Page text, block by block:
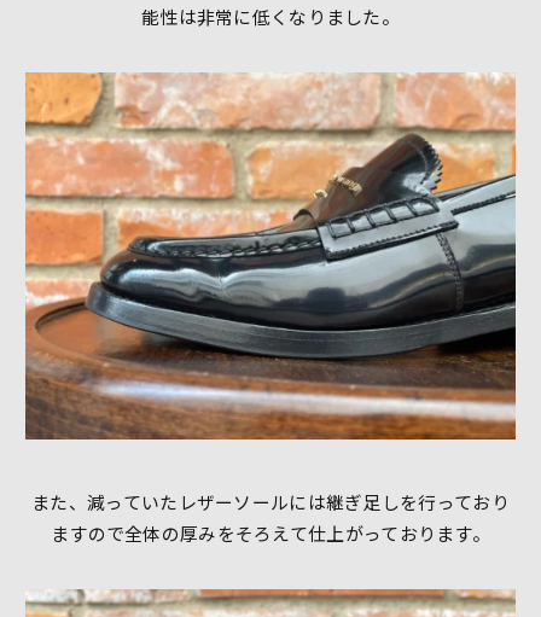
能性は非常に低くなりました。
また、減っていたレザーソールには継ぎ足しを行っており
ますので全体の厚みをそろえて仕上がっております。